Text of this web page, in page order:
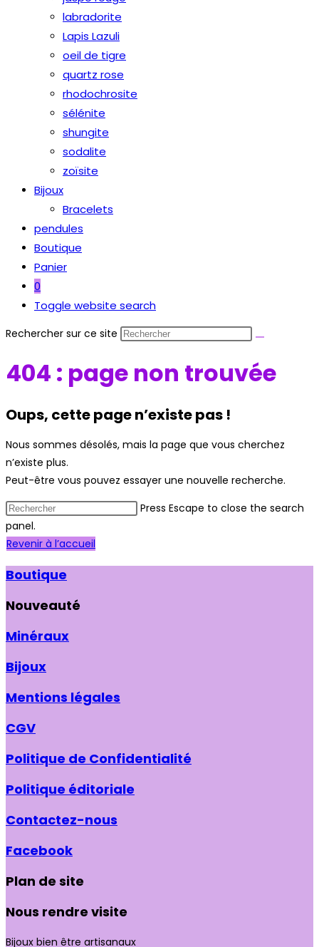
labradorite
Lapis Lazuli
oeil de tigre
quartz rose
rhodochrosite
sélénite
shungite
sodalite
zoïsite
Bijoux
Bracelets
pendules
Boutique
Panier
0
Toggle website search
Rechercher sur ce site
404 : page non trouvée
Oups, cette page n’existe pas !
Nous sommes désolés, mais la page que vous cherchez
n’existe plus.
Peut-être vous pouvez essayer une nouvelle recherche.
Press Escape to close the search
panel.
Revenir à l’accueil
Boutique
Nouveauté
Minéraux
Bijoux
Mentions légales
CGV
Politique de Confidentialité
Politique éditoriale
Contactez-nous
Facebook
Plan de site
Nous rendre visite
Bijoux bien être artisanaux